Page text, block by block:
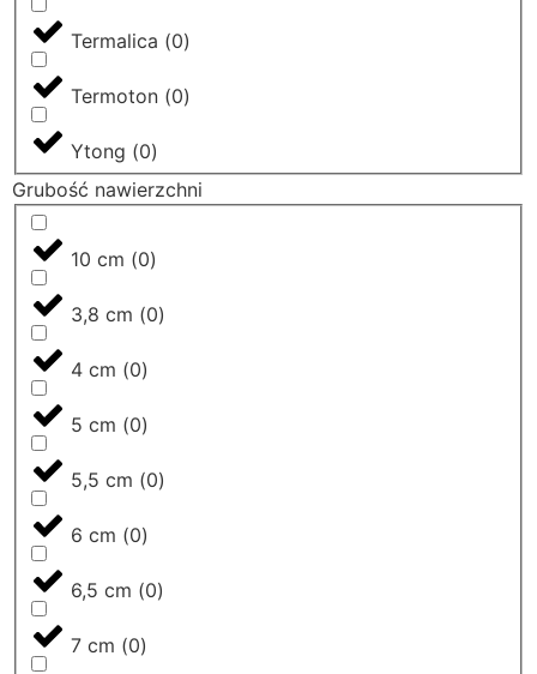
Termalica (0)
Termoton (0)
Ytong (0)
Grubość nawierzchni
10 cm (0)
3,8 cm (0)
4 cm (0)
5 cm (0)
5,5 cm (0)
6 cm (0)
6,5 cm (0)
7 cm (0)